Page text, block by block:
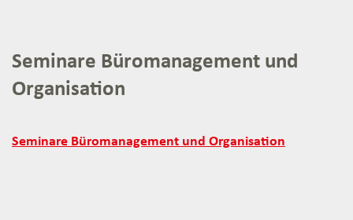
Seminare Büromanagement und
Organisation
Seminare
Seminare Büromanagement und Organisation